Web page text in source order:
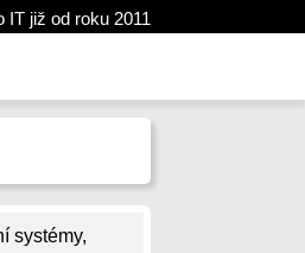
IT již od roku 2011
systémy,